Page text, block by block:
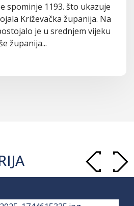
spominje 1193. što ukazuje
Križevačka županija. Na
je u srednjem vijeku
županija...